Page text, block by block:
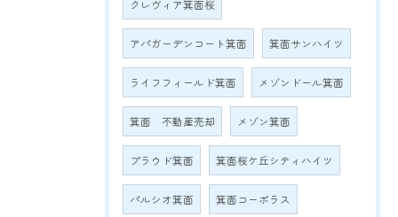
クレヴィア箕面桜
アパガーデンコート箕面 箕面サンハイツ
ライフフィールド箕面 メゾンドール箕面
箕面 不動産売却 メゾン箕面
プラウド箕面 箕面桜ケ丘シティハイツ
パルシオ箕面 箕面コーポラス